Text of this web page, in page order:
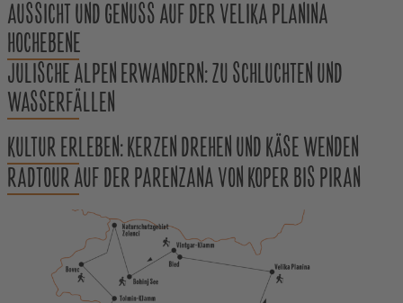
AUSSICHT UND GENUSS AUF DER VELIKA PLANINA
HOCHEBENE
JULISCHE ALPEN ERWANDERN: ZU SCHLUCHTEN UND
WASSERFÄLLEN
KULTUR ERLEBEN: KERZEN DREHEN UND KÄSE WENDEN
RADTOUR AUF DER PARENZANA VON KOPER BIS PIRAN